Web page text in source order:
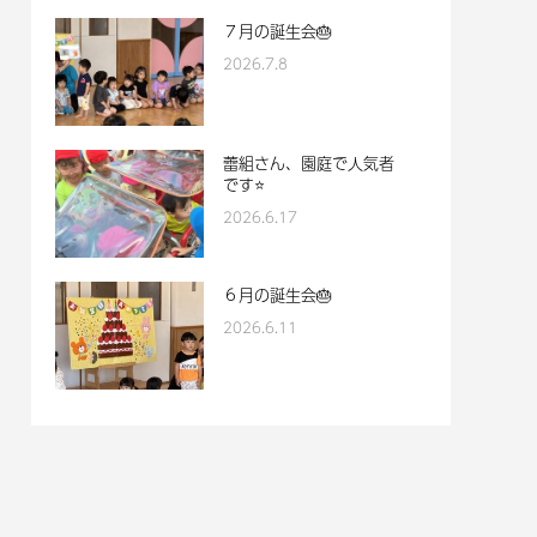
７月の誕生会🎂
2026.7.8
蕾組さん、園庭で人気者
です⭐
2026.6.17
６月の誕生会🎂
2026.6.11